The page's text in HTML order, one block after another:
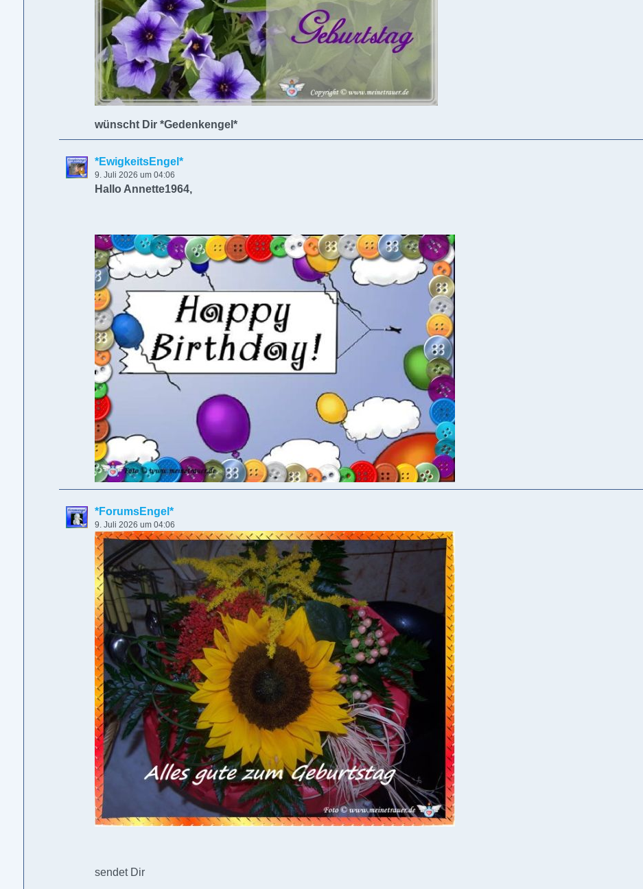
wünscht Dir *Gedenkengel*
*EwigkeitsEngel*
9. Juli 2026 um 04:06
Hallo Annette1964,
*ForumsEngel*
9. Juli 2026 um 04:06
sendet Dir